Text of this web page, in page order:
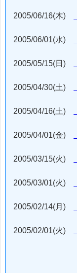
2005/06/16(木)
2005/06/01(水)
2005/05/15(日)
2005/04/30(土)
2005/04/16(土)
2005/04/01(金)
2005/03/15(火)
2005/03/01(火)
2005/02/14(月)
2005/02/01(火)